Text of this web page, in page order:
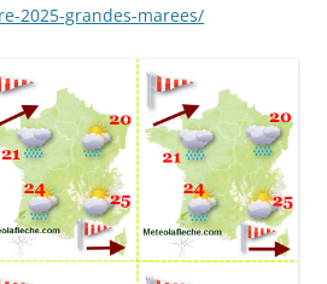
2025-grandes-marees/